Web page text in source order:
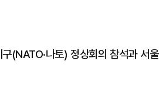
(NATO·나토) 정상회의 참석과 서울